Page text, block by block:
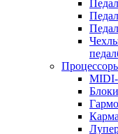
MIDI-